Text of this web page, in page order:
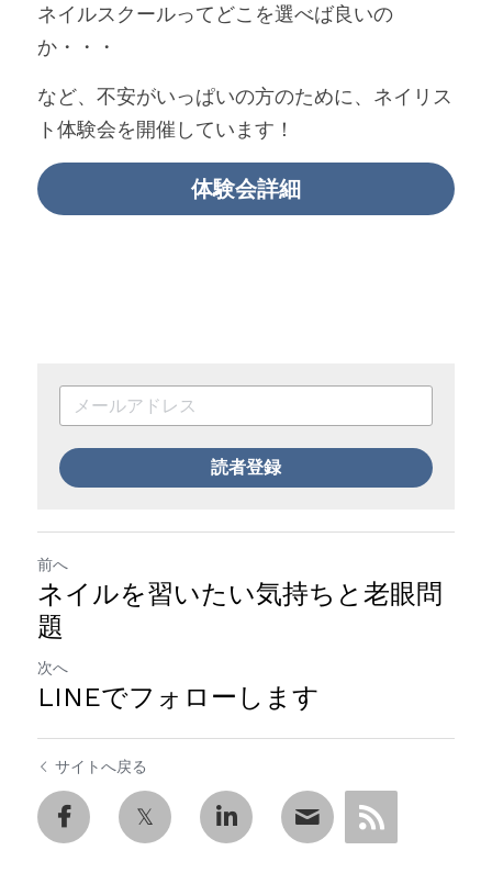
ネイルスクールってどこを選べば良いの
か・・・
など、不安がいっぱいの方のために、ネイリス
ト体験会を開催しています！
体験会詳細
読者登録
前へ
ネイルを習いたい気持ちと老眼問
題
次へ
LINEでフォローします
サイトへ戻る